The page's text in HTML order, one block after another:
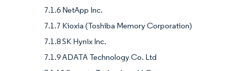
7.1.6 NetApp Inc.
7.1.7 Kioxia (Toshiba Memory Corporation)
7.1.8 SK Hynix Inc.
7.1.9 ADATA Technology Co. Ltd